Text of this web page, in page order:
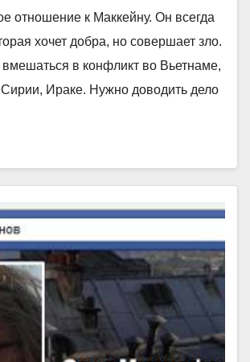
отношение к Маккейну. Он всегда
хочет добра, но совершает зло.
вмешаться в конфликт во Вьетнаме,
Ираке. Нужно доводить дело